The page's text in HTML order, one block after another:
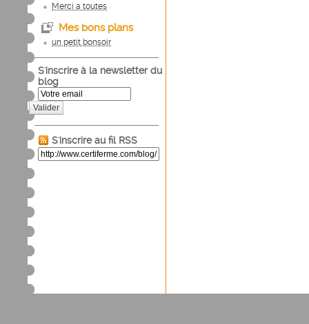
Merci a toutes
Mes bons plans
un petit bonsoir
S'inscrire à la newsletter du
blog
Valider
S'inscrire au fil RSS